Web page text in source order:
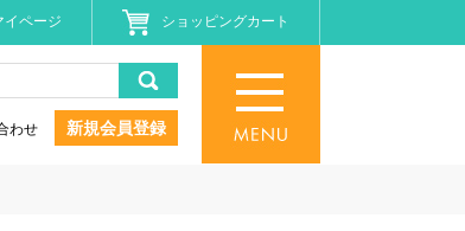
ショッピングカート
イページ
わせ 新規会員登録